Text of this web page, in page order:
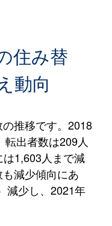
住み替
動向
推移です。2018
出者数は209人
は1,603人まで減
減少傾向にあ
減少し、2021年